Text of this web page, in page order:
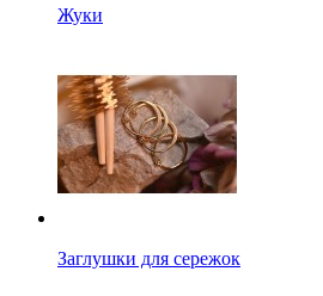
Жуки
Заглушки для сережок